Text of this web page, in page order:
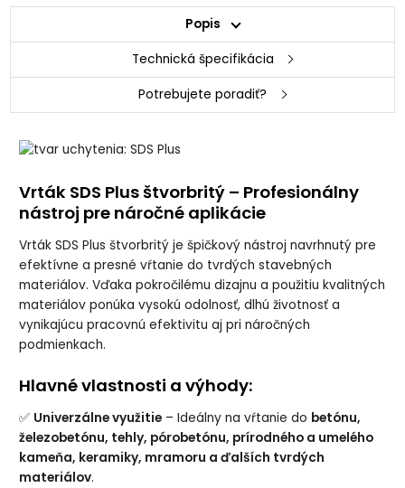
Popis
Technická špecifikácia
Potrebujete poradiť?
Vrták SDS Plus štvorbritý – Profesionálny
nástroj pre náročné aplikácie
Vrták SDS Plus štvorbritý je špičkový nástroj navrhnutý pre
efektívne a presné vŕtanie do tvrdých stavebných
materiálov. Vďaka pokročilému dizajnu a použitiu kvalitných
materiálov ponúka vysokú odolnosť, dlhú životnosť a
vynikajúcu pracovnú efektivitu aj pri náročných
podmienkach.
Hlavné vlastnosti a výhody:
✅ Univerzálne využitie – Ideálny na vŕtanie do betónu,
železobetónu, tehly, pórobetónu, prírodného a umelého
kameňa, keramiky, mramoru a ďalších tvrdých
materiálov.